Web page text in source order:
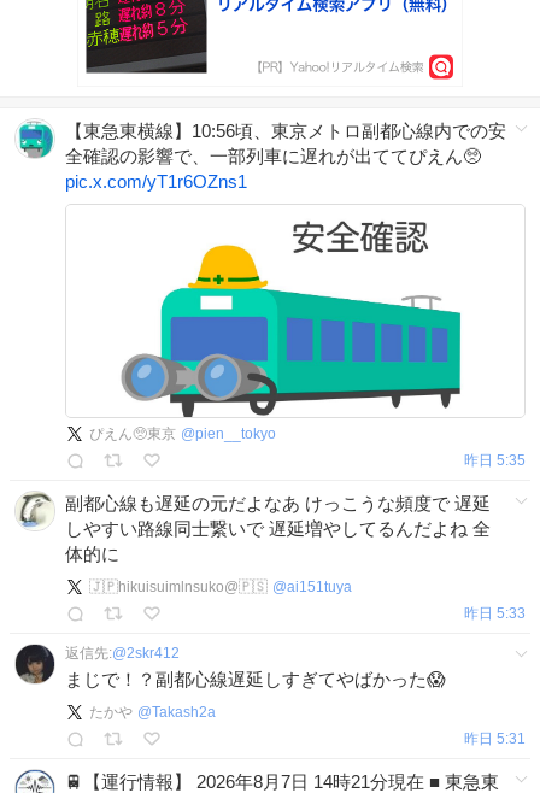
【東急東横線】10:56頃、東京メトロ副都心線内での安
全確認の影響で、一部列車に遅れが出ててぴえん🥺
pic.x.com/yT1r6OZns1
ぴえん🥺東京 @pien__tokyo
昨日 5:35
副都心線も遅延の元だよなあ けっこうな頻度で 遅延
しやすい路線同士繋いで 遅延増やしてるんだよね 全
体的に
🇯🇵hikuisuimlnsuko@🇵🇸 @ai151tuya
昨日 5:33
返信先:@2skr412
まじで！？副都心線遅延しすぎてやばかった😱
たかや @Takash2a
昨日 5:31
🚆【運行情報】 2026年8月7日 14時21分現在 ■ 東急東